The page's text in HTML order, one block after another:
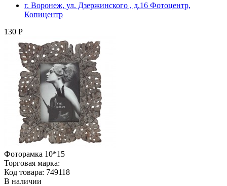
г. Воронеж, ул. Дзержинского , д.16 Фотоцентр,
Копицентр
130 Р
Фоторамка 10*15
Торговая марка:
Код товара: 749118
В наличии